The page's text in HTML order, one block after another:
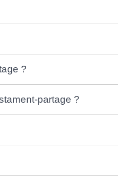
?
partage ?